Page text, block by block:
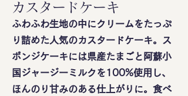
カスタードケーキ
ふわふわ生地の中にクリームをたっぷ
り詰めた人気のカスタードケーキ。ス
ポンジケーキには県産たまごと阿蘇小
国ジャージーミルクを100%使用し、
ほんのり甘みのある仕上がりに。食べ